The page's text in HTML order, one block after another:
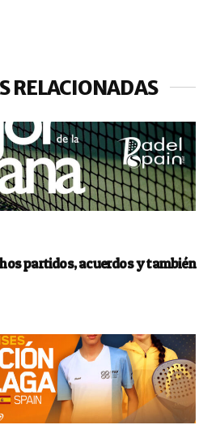
RELACIONADAS
partidos, acuerdos y también